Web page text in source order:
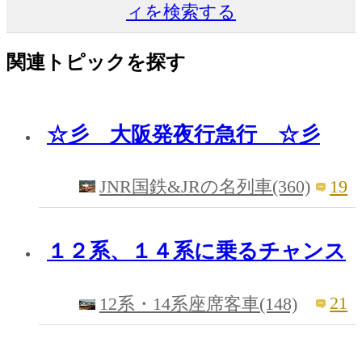
ィを検索する
関連トピックを探す
☆彡 大阪発夜行急行 ☆彡
JNR国鉄&JRの名列車(360) 19
１２系、１４系に乗るチャンス
12系・14系座席客車(148) 21